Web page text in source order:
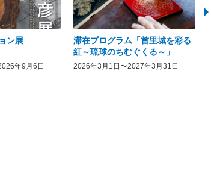
ン展
年9月6日
滞在プログラム「首里城を彩る
紅～琉球のちむぐくる～」
2026年3月1日〜2027年3月31日